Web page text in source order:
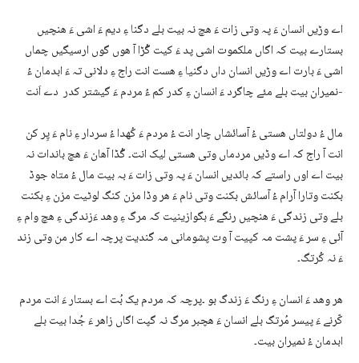
اے وڑیں انسان ءَ پہ وتی زات ءَ ھچ نہ بیت بلے دگنا ءِ دیم ءَ اشی ءَ ھنچیں
بستارے بیت کہ اگاں ملکموت اشی پد ءَ کیت گُڑا آ ھوں گوں ارسیگیں چماں
اشی ءَ بارت اے وڑیں انسان داں دگنیا ءِ ھست انت راج ءِ دلانی تہ ءَ ابدمان ءُ
نمیران بیت بلے مئے چاگرد ءَ انسان ءِ کدر کم ءُ مردم ءَ گیشتر کدر دے اَنت-
مال ءُ دولتاں ھستی ءُ آسائشاں چار انت ءُ مردم ءَ کُھدا ءُ سردار ءِ نام ءَ پِر کن
انت آ راج کہ اے وڈیں مردماں وتی ھستی لیک انت۔ گُڈا آھان ءَ ھچ باندات نہ
بیت اے اوں راستے کہ بائدیں انسان ءَ پہ وتی زات ءَ بہ بیت مال ءُ متاہ جوڈ
بکنت وتارا آرام ءُ آسائش بکنت وتی نام ءَ ھر وڈا مزن کنگ لوٹیت مزن ءِ بکنت
بلے وتی زندگی ءَ ھنچیں رنگے ءَ بگوازینیت کہ مرگ ءِ وھد ءَزندگی ءِ ھچ وام ءِ
آئی ءِ سر ءَ پشت مہ کپیت آ وت پشومانی مہ گندیت پرچہ اے کار من وتی زند
ءَ نہ کُرتگ۔
ھر وھد ءَ انسان ءِ رنگ ءَ زندگ بو ۔پرچہ کہ مردم یک بُت اے بستار ءَ انت مردم
کّرنے ءَ پیسر مُرتگ بلے انسان ءَ ھچبر مرگ نہ گپت اگاں زاھر ءَ جُدا بیت بلے
ابدمان ءُ نمیران بیت۔